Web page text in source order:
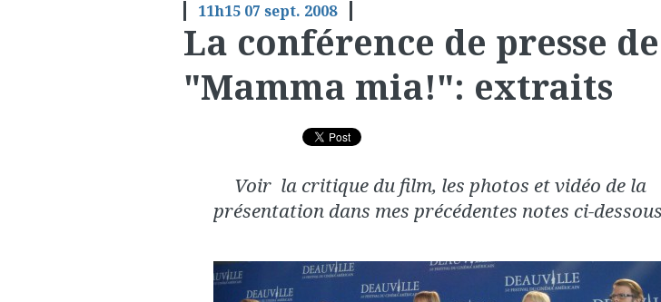
11h15 07 sept. 2008
La conférence de presse de
"Mamma mia!": extraits
Voir la critique du film, les photos et vidéo de la
présentation dans mes précédentes notes ci-